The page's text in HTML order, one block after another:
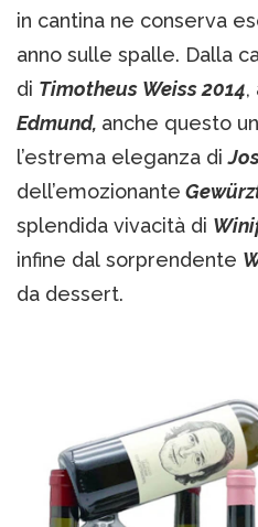
in cantina ne conserva
anno sulle spalle. Dalla
di Timotheus Weiss 2014,
Edmund, anche questo
l’estrema eleganza di
dell’emozionante
splendida vivacità di
infine dal sorprendente
da dessert.